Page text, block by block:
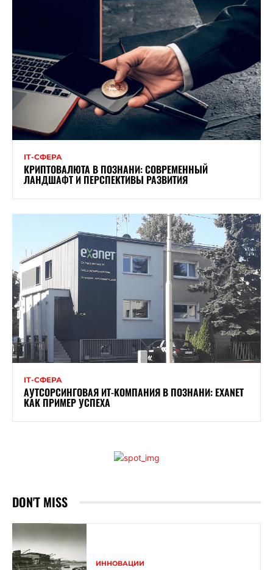
ІТ-СФЕРА
КРИПТОВАЛЮТА В ПОЗНАНИ: СОВРЕМЕННЫЙ
ЛАНДШАФТ И ПЕРСПЕКТИВЫ РАЗВИТИЯ
ІТ-СФЕРА
АУТСОРСИНГОВАЯ ИТ-КОМПАНИЯ В ПОЗНАНИ: EXANET
КАК ПРИМЕР УСПЕХА
DON'T MISS
ИННОВАЦИИ